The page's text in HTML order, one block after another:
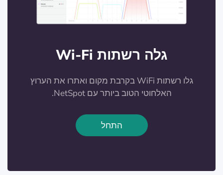
גלה רשתות Wi-Fi
גלו רשתות WiFi בקרבת מקום ואתרו את הערוץ
האלחוטי הטוב ביותר עם NetSpot.
התחל